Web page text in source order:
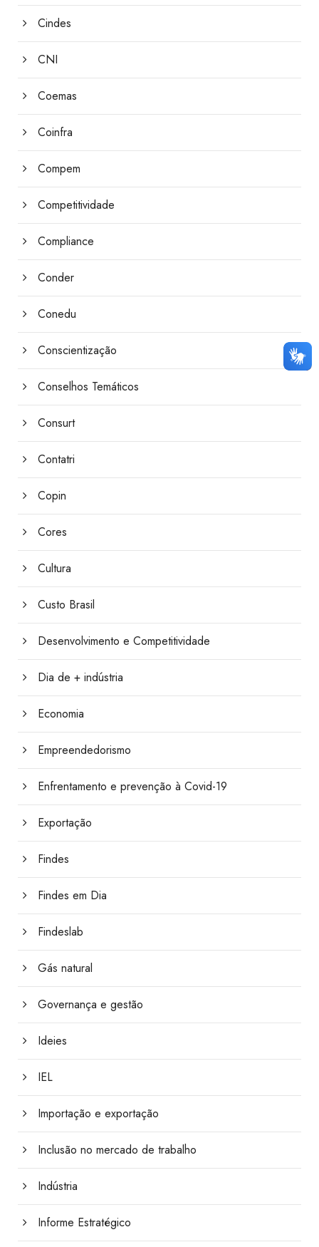
Cindes
CNI
Coemas
Coinfra
Compem
Competitividade
Compliance
Conder
Conedu
Conscientização
Conselhos Temáticos
Consurt
Contatri
Copin
Cores
Cultura
Custo Brasil
Desenvolvimento e Competitividade
Dia de + indústria
Economia
Empreendedorismo
Enfrentamento e prevenção à Covid-19
Exportação
Findes
Findes em Dia
Findeslab
Gás natural
Governança e gestão
Ideies
IEL
Importação e exportação
Inclusão no mercado de trabalho
Indústria
Informe Estratégico